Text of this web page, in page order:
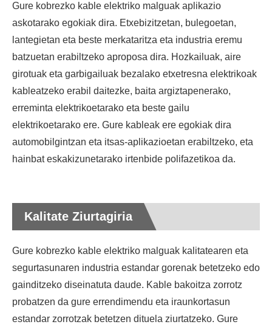
Gure kobrezko kable elektriko malguak aplikazio
askotarako egokiak dira. Etxebizitzetan, bulegoetan,
lantegietan eta beste merkataritza eta industria eremu
batzuetan erabiltzeko aproposa dira. Hozkailuak, aire
girotuak eta garbigailuak bezalako etxetresna elektrikoak
kableatzeko erabil daitezke, baita argiztapenerako,
erreminta elektrikoetarako eta beste gailu
elektrikoetarako ere. Gure kableak ere egokiak dira
automobilgintzan eta itsas-aplikazioetan erabiltzeko, eta
hainbat eskakizunetarako irtenbide polifazetikoa da.
Kalitate Ziurtagiria
Gure kobrezko kable elektriko malguak kalitatearen eta
segurtasunaren industria estandar gorenak betetzeko edo
gainditzeko diseinatuta daude. Kable bakoitza zorrotz
probatzen da gure errendimendu eta iraunkortasun
estandar zorrotzak betetzen dituela ziurtatzeko. Gure